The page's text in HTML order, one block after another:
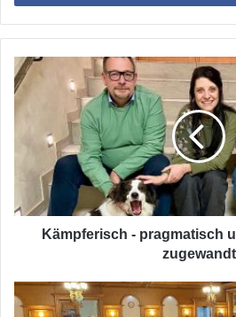
Mailadresse
ein
Kämpferisch
-
Menschen
zugewandt
Kämpferisch - pragmatisch
zugewandt
Freien